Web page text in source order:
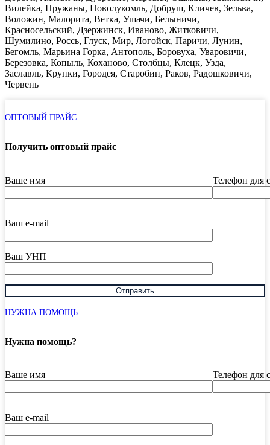
Вилейка, Пружаны, Новолукомль, Добруш, Кличев, Зельва,
Воложин, Малорита, Ветка, Ушачи, Белыничи,
Красносельский, Дзержинск, Иваново, Житковичи,
Шумилино, Россь, Глуск, Мир, Логойск, Паричи, Лунин,
Бегомль, Марьина Горка, Антополь, Боровуха, Уваровичи,
Березовка, Копыль, Коханово, Столбцы, Клецк, Узда,
Заславль, Крупки, Городея, Старобин, Раков, Радошковичи,
Червень
ОПТОВЫЙ ПРАЙС
Получить оптовый прайс
Ваше имя Телефон для
Ваш e-mail
Ваш УНП
НУЖНА ПОМОЩЬ
Нужна помощь?
Ваше имя Телефон для
Ваш e-mail